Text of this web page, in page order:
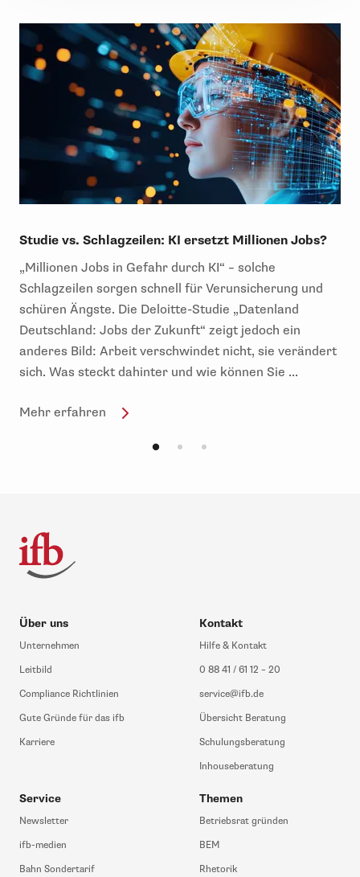
Studie vs. Schlagzeilen: KI ersetzt Millionen Jobs?
„Millionen Jobs in Gefahr durch KI“ – solche
Schlagzeilen sorgen schnell für Verunsicherung und
schüren Ängste. Die Deloitte-Studie „Datenland
Deutschland: Jobs der Zukunft“ zeigt jedoch ein
anderes Bild: Arbeit verschwindet nicht, sie verändert
sich. Was steckt dahinter und wie können Sie ...
Mehr erfahren
Über uns
Unternehmen
Leitbild
Compliance Richtlinien
Gute Gründe für das ifb
Karriere
Kontakt
Hilfe & Kontakt
0 88 41 / 61 12 – 20
service@ifb.de
Übersicht Beratung
Schulungsberatung
Inhouseberatung
Service
Newsletter
ifb-medien
Bahn Sondertarif
Themen
Betriebsrat gründen
BEM
Rhetorik